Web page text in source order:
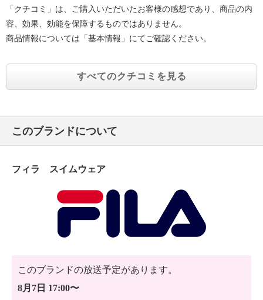
「クチコミ」は、ご購入いただいたお客様の感想であり、商品の内
容、効果、効能を保障するものではありません。
商品情報については「基本情報」にてご確認ください。
すべてのクチコミを見る
このブランドについて
フィラ スイムウェア
このブランドの放送予定があります。
8月7日 17:00〜